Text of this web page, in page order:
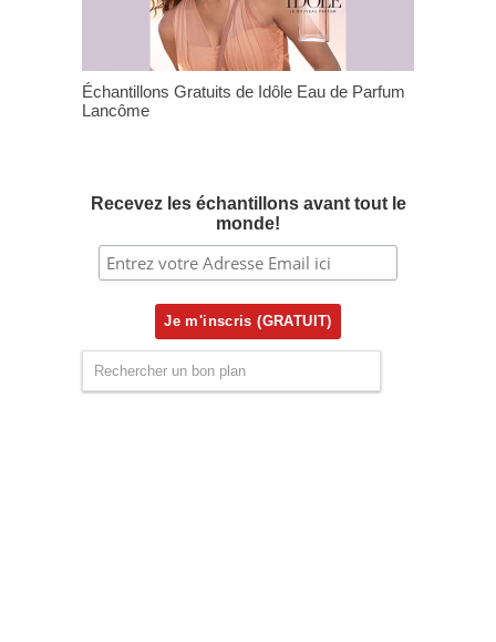
Échantillons Gratuits de Idôle Eau de Parfum
Lancôme
Recevez les échantillons avant tout le
monde!